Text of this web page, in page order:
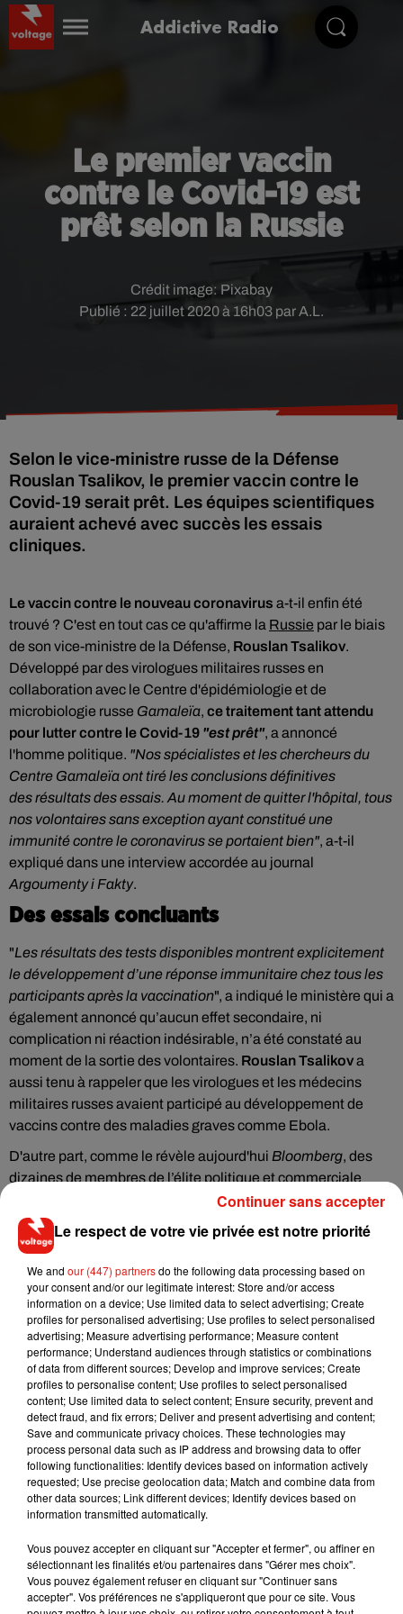
Addictive Radio
Le premier vaccin
contre le Covid-19 est
prêt selon la Russie
Publié : 22 juillet 2020 à 16h03 par A.L.
Crédit image: Pixabay
Selon le vice-ministre russe de la Défense
Rouslan Tsalikov, le premier vaccin contre le
Covid-19 serait prêt. Les équipes scientifiques
auraient achevé avec succès les essais
cliniques.
Le vaccin contre le nouveau coronavirus a-t-il enfin été
trouvé ? C'est en tout cas ce qu'affirme la Russie par le biais
de son vice-ministre de la Défense, Rouslan Tsalikov.
Développé par des virologues militaires russes en
collaboration avec le Centre d'épidémiologie et de
microbiologie russe Gamaleïa, ce traitement tant attendu
pour lutter contre le Covid-19 "est prêt", a annoncé
l'homme politique. "Nos spécialistes et les chercheurs du
Centre Gamaleïa ont tiré les conclusions définitives
des résultats des essais. Au moment de quitter l'hôpital, tous
nos volontaires sans exception ayant constitué une
immunité contre le coronavirus se portaient bien", a-t-il
expliqué dans une interview accordée au journal
Argoumenty i Fakty.
Des essais concluants
"Les résultats des tests disponibles montrent explicitement
le développement d’une réponse immunitaire chez tous les
participants après la vaccination", a indiqué le ministère qui a
également annoncé qu’aucun effet secondaire, ni
complication ni réaction indésirable, n’a été constaté au
moment de la sortie des volontaires. Rouslan Tsalikova
aussi tenu à rappeler que les virologues et les médecins
militaires russes avaient participé au développement de
vaccins contre des maladies graves comme Ebola.
D'autre part, comme le révèle aujourd'hui Bloomberg, des
dizaines de membres de l’élite politique et commerciale
russe auraient eu accès depuis avril, à un
vaccin expérimental contre le Covid-19. Une campagne
menée dans une très grande discrétion, pour éviter un afflux
de volontaires. Selon le
New York Times
, une troisième
phase des tests devrait être néanmoins être menée en
septembre. L’objectif est de produire 30 millions de doses
pour un usage national, puis 170 millions de doses
destinées à d’autres pays.
Musique
RÜFÜS DU SOL annonce un nouvel
album après sa tournée mondiale
Le respect de votre vie privée est notre priorité
We and our (447) partnersdo the following data processing based on
your consent and/or our legitimate interest: Store and/or access
information on a device; Use limited data to select advertising; Create
profiles for personalised advertising; Use profiles to select personalised
advertising; Measure advertising performance; Measure content
performance; Understand audiences through statistics or combinations
of data from different sources; Develop and improve services; Create
profiles to personalise content; Use profiles to select personalised
content; Use limited data to select content; Ensure security, prevent and
detect fraud, and fix errors; Deliver and present advertising and content;
Save and communicate privacy choices. These technologies may
process personal data such as IP address and browsing data to offer
following functionalities: Identify devices based on information actively
requested; Use precise geolocation data; Match and combine data from
other data sources; Link different devices; Identify devices based on
information transmitted automatically.
Vous pouvez accepter en cliquant sur "Accepter et fermer", ou affiner en
sélectionnant les finalités et/ou partenaires dans "Gérer mes choix".
Vous pouvez également refuser en cliquant sur "Continuer sans
accepter". Vos préférences ne s'appliqueront que pour ce site. Vous
Continuer sans accepter